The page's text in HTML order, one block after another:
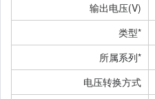
输出电压(V)
类型*
所属系列*
电压转换方式